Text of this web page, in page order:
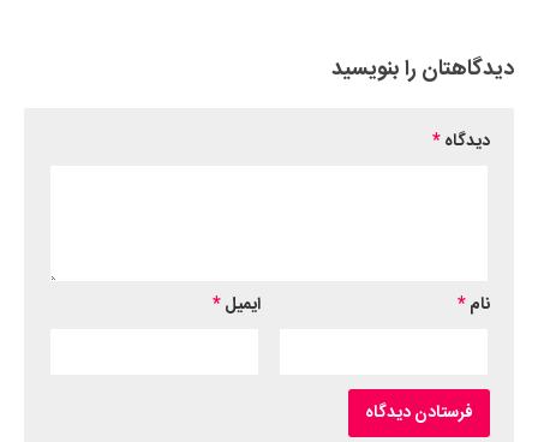
دیدگاهتان را بنویسید
دیدگاه*
نام* ایمیل*